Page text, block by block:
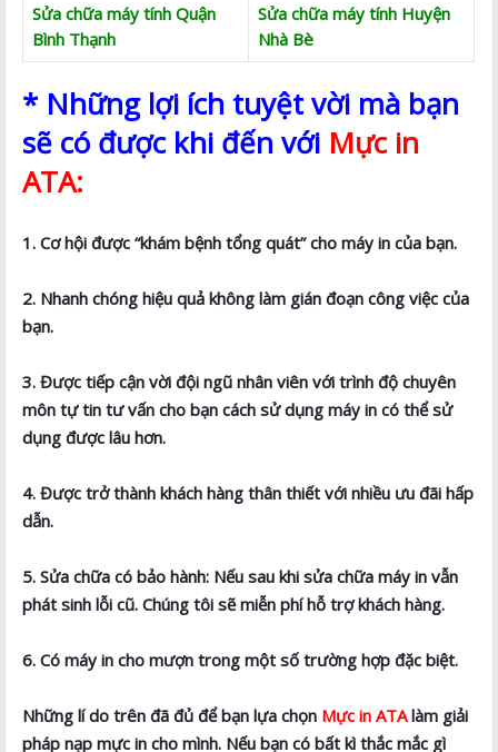
Sửa chữa máy tính Quận
Bình Thạnh
Sửa chữa máy tính Huyện
Nhà Bè
* Những lợi ích tuyệt vời mà bạn
sẽ có được khi đến với Mực in
ATA:
1. Cơ hội được “khám bệnh tổng quát” cho máy in của bạn.
2. Nhanh chóng hiệu quả không làm gián đoạn công việc của
bạn.
3. Được tiếp cận vời đội ngũ nhân viên với trình độ chuyên
môn tự tin tư vấn cho bạn cách sử dụng máy in có thể sử
dụng được lâu hơn.
4. Được trở thành khách hàng thân thiết với nhiều ưu đãi hấp
dẫn.
5. Sửa chữa có bảo hành: Nếu sau khi sửa chữa máy in vẫn
phát sinh lỗi cũ. Chúng tôi sẽ miễn phí hỗ trợ khách hàng.
6. Có máy in cho mượn trong một số trường hợp đặc biệt.
Những lí do trên đã đủ để bạn lựa chọn Mực in ATAlàm giải
pháp nạp mực in cho mình. Nếu bạn có bất kì thắc mắc gì